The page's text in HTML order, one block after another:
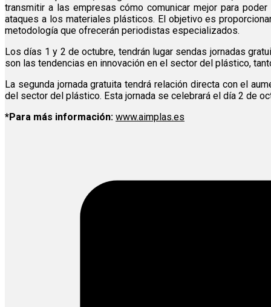
transmitir a las empresas cómo comunicar mejor para
ataques a los materiales plásticos. El objetivo es
metodología que ofrecerán periodistas especializados.
Los días 1 y 2 de octubre, tendrán lugar sendas jornadas
son las tendencias en innovación en el sector del plástico,
La segunda jornada gratuita tendrá relación directa con el
del sector del plástico. Esta jornada se celebrará el día 2 de
*Para más información: www.aimplas.es